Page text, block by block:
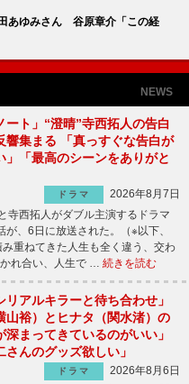
あゆみさん 谷原章介「この経
NEWS
ート」“澄晴”寺西拓人の告白
響集まる 「真っすぐな告白が
」「最高のシーンをありがと
ドラマ
2026年8月7日
寺西拓人がダブル主演するドラマ
が、6日に放送された。（※以下、
重ねてきた人生も全く違う、交わ
れ合い、人生で … 続きを読む
リアルキラーと待ち合わせ」
山裕）とヒナタ（関水渚）の
深まってきているのがいい」
さんのグッズ欲しい」
ドラマ
2026年8月6日